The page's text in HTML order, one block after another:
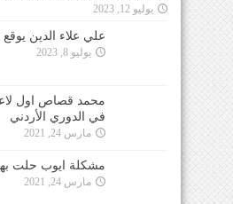
يوليو 12, 2023
علي علاء الدين يوقع
يوليو 8, 2023
محمد قصاص اول
في الدوري الأردني
مارس 24, 2021
مشكلة ايوب حلت
مارس 24, 2021